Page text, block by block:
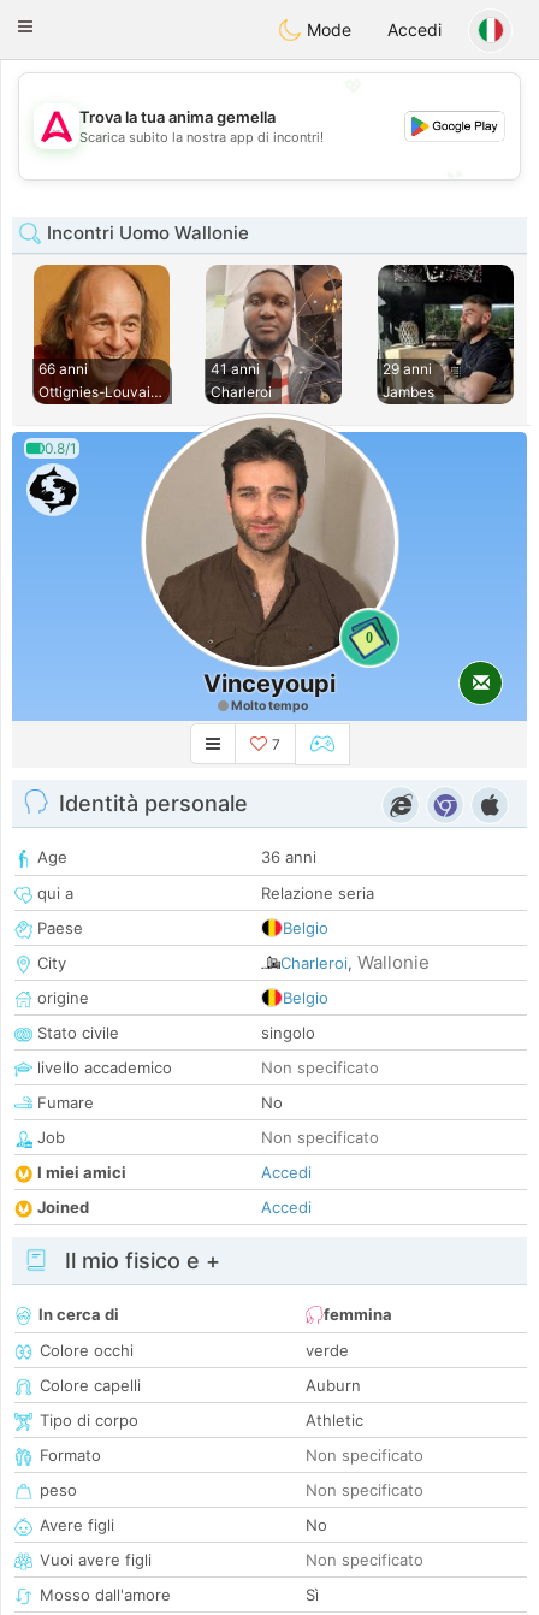
Tantôt
Toggle
Mode Accedi
💖
💕
Trova la tua anima gemella
Scarica subito la nostra app di incontri!
Incontri Uomo Wallonie
66 anni
Ottignies-Louvain-
41 anni
Charleroi
29 anni
Jambes
0.8/1
0
Vinceyoupi
Molto tempo
7
Identità personale
Age
36 anni
qui a
Relazione seria
Paese
Belgio
City
Charleroi, Wallonie
origine
Belgio
Stato civile
singolo
livello accademico
Non specificato
Fumare
No
Job
Non specificato
I miei amici
Accedi
Joined
Accedi
Il mio fisico e +
In cerca di
femmina
Colore occhi
verde
Colore capelli
Auburn
Tipo di corpo
Athletic
Formato
Non specificato
peso
Non specificato
Avere figli
No
Vuoi avere figli
Non specificato
Mosso dall'amore
Sì